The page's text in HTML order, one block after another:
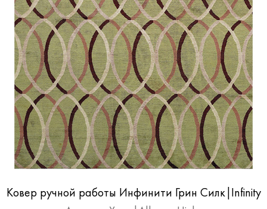
Ковер ручной работы Инфинити Грин Силк|Infinity